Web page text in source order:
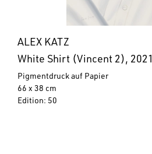
ALEX KATZ
White Shirt (Vincent 2), 2021
Pigmentdruck auf Papier
66 x 38 cm
Edition: 50